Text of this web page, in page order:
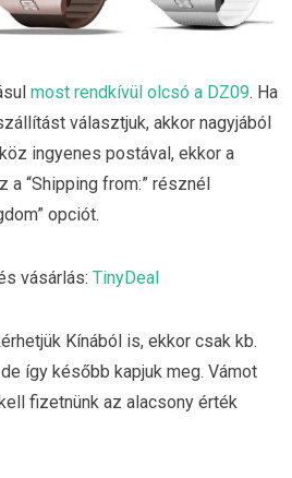
most rendkívül olcsó a DZ09. Ha
választjuk, akkor nagyjából
ingyenes postával, ekkor a
a “Shipping from:” résznél
opciót.
vásárlás: TinyDeal
Kínából is, ekkor csak kb.
így később kapjuk meg. Vámot
fizetnünk az alacsony érték